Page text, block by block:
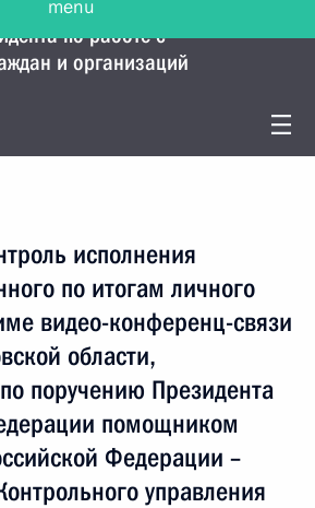
по работе с
и организаций
исполнения
по итогам личного
видео-конференц-связи
области,
поручению Президента
помощником
Федерации –
управления